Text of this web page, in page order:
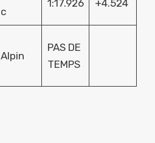
c
1:17.926 +4.524
Alpin
PAS DE
TEMPS